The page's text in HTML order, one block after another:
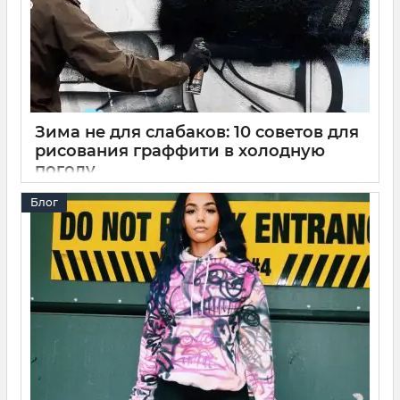
Зима не для слабаков: 10 советов для
рисования граффити в холодную
погоду
17 12 2025 0 10 минут
Холодная погода меняет все – от давления в баллончиках
до поведения краски на стене. Ловите десять конкретных
советов, как адаптировать свою работу к морозу и
использовать зиму как преимущество, а не помеху!
Блог